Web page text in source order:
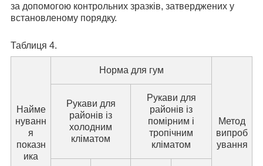
за допомогою контрольних зразків, затверджених у
встановленому порядку.
Таблиця 4.
Найме
нуванн
я
показн
ика
Норма для гум
Метод
випроб
ування
Рукави для
районів із
холодним
кліматом
Рукави для
районів із
помірним і
тропічним
кліматом